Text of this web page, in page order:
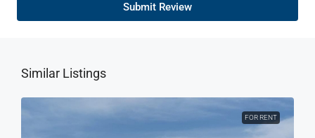
Submit Review
Similar Listings
FOR RENT